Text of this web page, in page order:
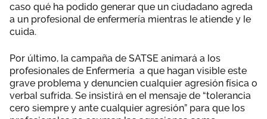
caso qué ha podido generar que un ciudadano agreda
a un profesional de enfermería mientras le atiende y le
cuida.
Por último, la campaña de SATSE animará a los
profesionales de Enfermería a que hagan visible este
grave problema y denuncien cualquier agresión física o
verbal sufrida. Se insistirá en el mensaje de “tolerancia
cero siempre y ante cualquier agresión” para que los